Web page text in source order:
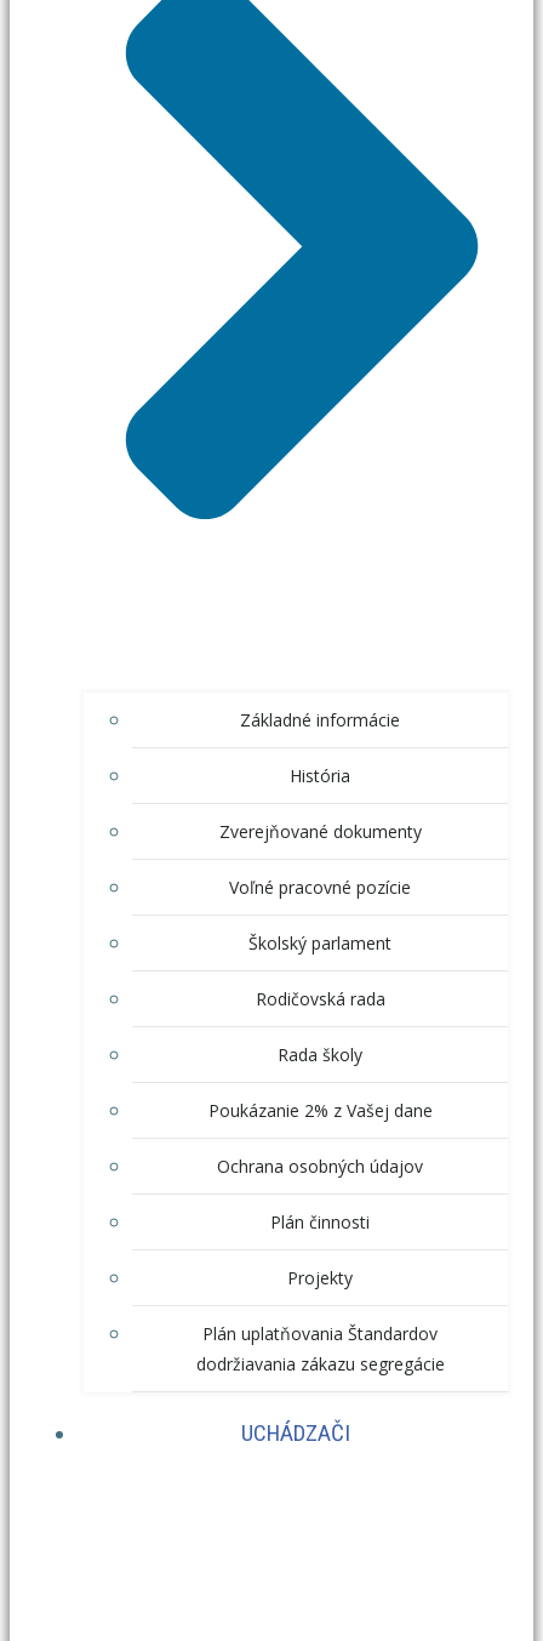
Základné informácie
História
Zverejňované dokumenty
Voľné pracovné pozície
Školský parlament
Rodičovská rada
Rada školy
Poukázanie 2% z Vašej dane
Ochrana osobných údajov
Plán činnosti
Projekty
Plán uplatňovania Štandardov
dodržiavania zákazu segregácie
UCHÁDZAČI